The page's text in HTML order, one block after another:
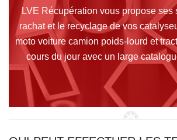
LVE Récupération vous propose ses
rachat et le recyclage de vos
moto voiture camion poids-lourd et
cours du jour avec un large